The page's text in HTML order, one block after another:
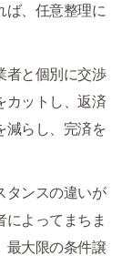
ば、任意整理に
者と個別に交渉
カットし、返済
減らし、完済を
タンスの違いが
によってまちま
最大限の条件譲